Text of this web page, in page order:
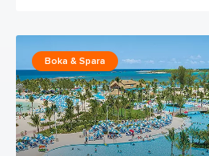
Boka & Spara